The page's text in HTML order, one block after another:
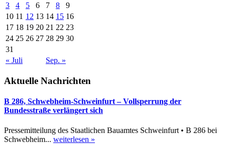
3
4 5 6 7 8
9
10 11 12 13 14 15 16
17 18 19 20 21 22 23
24 25 26 27 28 29 30
31
« Juli
Sep. »
Aktuelle Nachrichten
B 286, Schwebheim-Schweinfurt – Vollsperrung der
Bundesstraße verlängert sich
Pressemitteilung des Staatlichen Bauamtes Schweinfurt • B 286 bei
Schwebheim... weiterlesen »